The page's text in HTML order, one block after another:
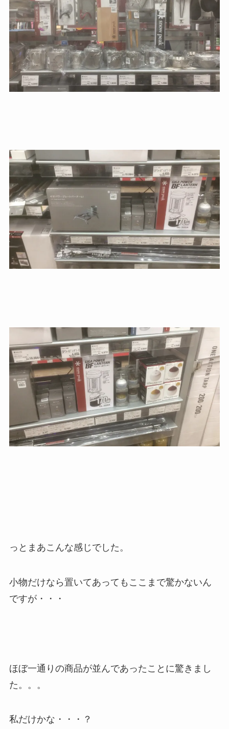
っとまあこんな感じでした。
小物だけなら置いてあってもここまで驚かないん
ですが・・・
ほぼ一通りの商品が並んであったことに驚きまし
た。。。
私だけかな・・・？